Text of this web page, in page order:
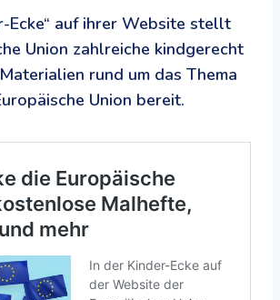
Ecke“ auf ihrer Website stellt
Union zahlreiche kindgerecht
rund um das Thema
Union bereit.